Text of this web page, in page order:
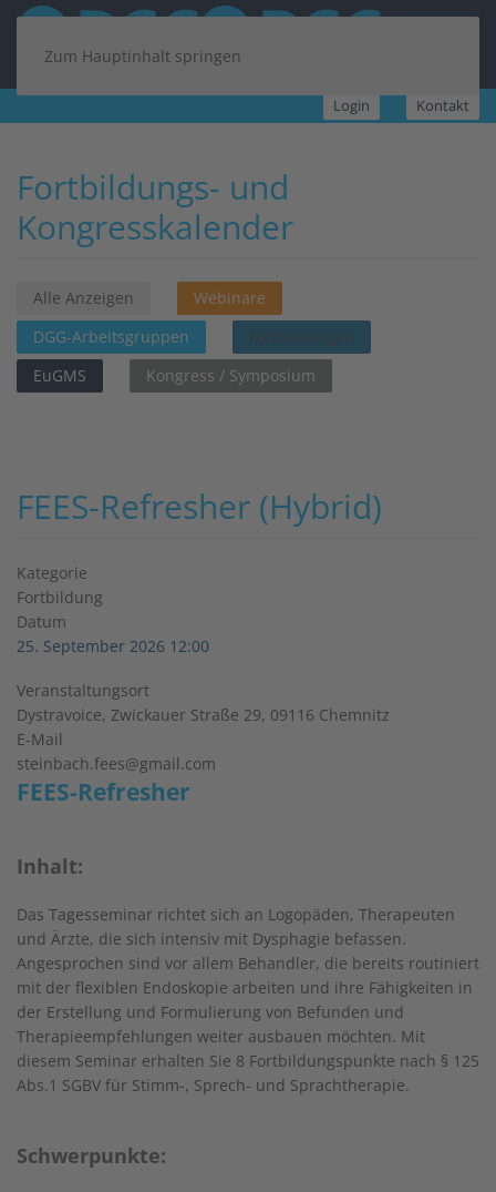
Zum Hauptinhalt springen
Login Kontakt
Fortbildungs- und
Kongresskalender
Alle Anzeigen
Webinare
DGG-Arbeitsgruppen
Fortbildungen
EuGMS
Kongress / Symposium
FEES-Refresher (Hybrid)
Kategorie
Fortbildung
Datum
25. September 2026 12:00
Veranstaltungsort
Dystravoice, Zwickauer Straße 29, 09116 Chemnitz
E-Mail
steinbach.fees@gmail.com
FEES-Refresher
Inhalt:
Das Tagesseminar richtet sich an Logopäden, Therapeuten
und Ärzte, die sich intensiv mit Dysphagie befassen.
Angesprochen sind vor allem Behandler, die bereits routiniert
mit der flexiblen Endoskopie arbeiten und ihre Fähigkeiten in
der Erstellung und Formulierung von Befunden und
Therapieempfehlungen weiter ausbauen möchten. Mit
diesem Seminar erhalten Sie 8 Fortbildungspunkte nach § 125
Abs.1 SGBV für Stimm-, Sprech- und Sprachtherapie.
Schwerpunkte: